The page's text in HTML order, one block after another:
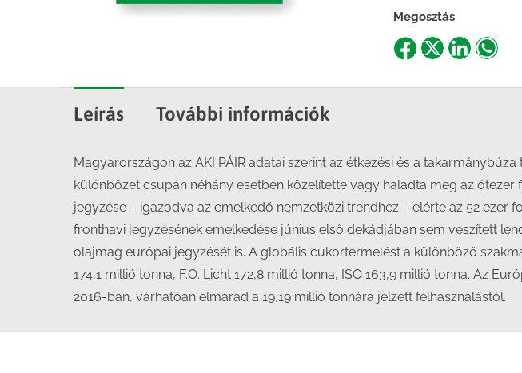
Megosztás
ShareShareShareShare
Leírás További információk
Magyarországon az AKI PÁIR adatai szerint az étkezési és a
különbözet csupán néhány esetben közelítette vagy haladta meg az
jegyzése – igazodva az emelkedő nemzetközi trendhez – elérte az 52
fronthavi jegyzésének emelkedése június első dekádjában sem veszített
olajmag európai jegyzését is. A globális cukortermelést a különböző
174,1 millió tonna, F.O. Licht 172,8 millió tonna, ISO 163,9 millió tonna. Az
2016-ban, várhatóan elmarad a 19,19 millió tonnára jelzett felhasználástól.